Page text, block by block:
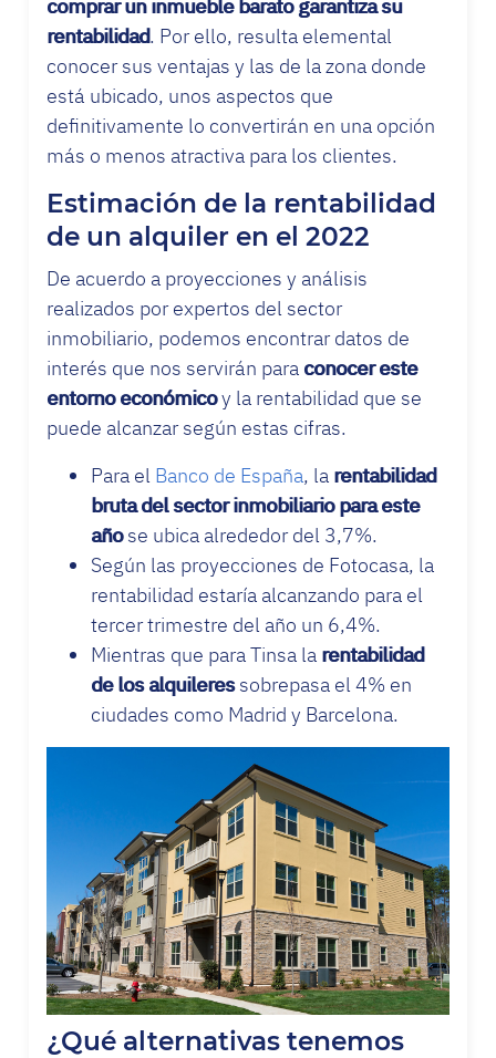
comprar un inmueble barato garantiza su
rentabilidad. Por ello, resulta elemental
conocer sus ventajas y las de la zona donde
está ubicado, unos aspectos que
definitivamente lo convertirán en una opción
más o menos atractiva para los clientes.
Estimación de la rentabilidad
de un alquiler en el 2022
De acuerdo a proyecciones y análisis
realizados por expertos del sector
inmobiliario, podemos encontrar datos de
interés que nos servirán para conocer este
entorno económicoy la rentabilidad que se
puede alcanzar según estas cifras.
Para el Banco de España, la rentabilidad
bruta del sector inmobiliario para este
añose ubica alrededor del 3,7%.
Según las proyecciones de Fotocasa, la
rentabilidad estaría alcanzando para el
tercer trimestre del año un 6,4%.
Mientras que para Tinsa la rentabilidad
de los alquileressobrepasa el 4% en
ciudades como Madrid y Barcelona.
¿Qué alternativas tenemos